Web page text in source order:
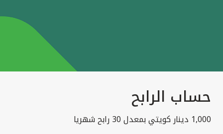
حساب الرابح
1,000 دينار كويتي بمعدل 30 رابح شهريا